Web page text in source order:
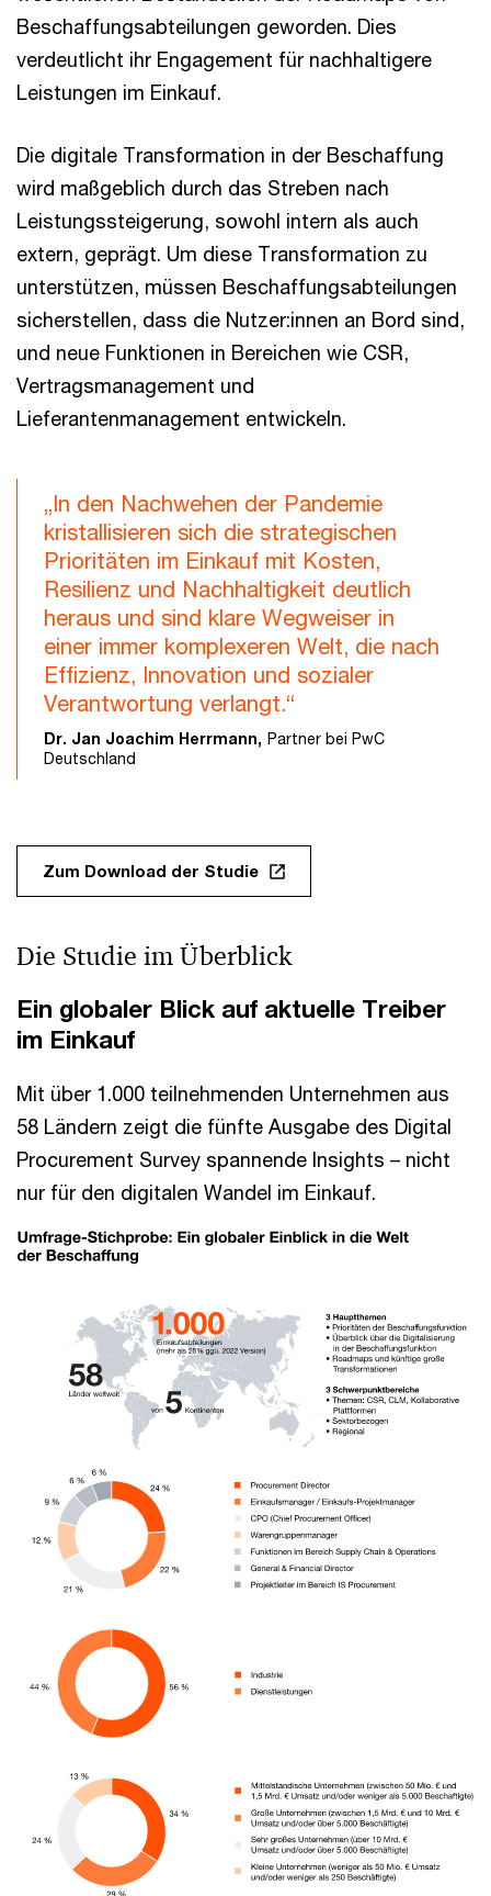
Beschaffungsabteilungen geworden. Dies
verdeutlicht ihr Engagement für nachhaltigere
Leistungen im Einkauf.
Die digitale Transformation in der Beschaffung
wird maßgeblich durch das Streben nach
Leistungssteigerung, sowohl intern als auch
extern, geprägt. Um diese Transformation zu
unterstützen, müssen Beschaffungsabteilungen
sicherstellen, dass die Nutzer:innen an Bord sind,
und neue Funktionen in Bereichen wie CSR,
Vertragsmanagement und
Lieferantenmanagement entwickeln.
„In den Nachwehen der Pandemie
kristallisieren sich die strategischen
Prioritäten im Einkauf mit Kosten,
Resilienz und Nachhaltigkeit deutlich
heraus und sind klare Wegweiser in
einer immer komplexeren Welt, die nach
Effizienz, Innovation und sozialer
Verantwortung verlangt.“
Dr. Jan Joachim Herrmann, Partner bei PwC
Deutschland
Zum Download der Studie
Die Studie im Überblick
Ein globaler Blick auf aktuelle Treiber
im Einkauf
Mit über 1.000 teilnehmenden Unternehmen aus
58 Ländern zeigt die fünfte Ausgabe des Digital
Procurement Survey spannende Insights – nicht
nur für den digitalen Wandel im Einkauf.